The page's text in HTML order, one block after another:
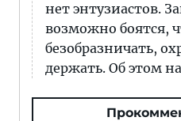
нет энтузиастов.
возможно боятся,
безобразничать,
держать. Об этом